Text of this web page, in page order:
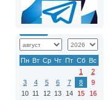
Пн Вт Ср Чт Пт Сб Вс
1
2
3
4 5 6 7 8
9
10 11 12 13 14 15
16